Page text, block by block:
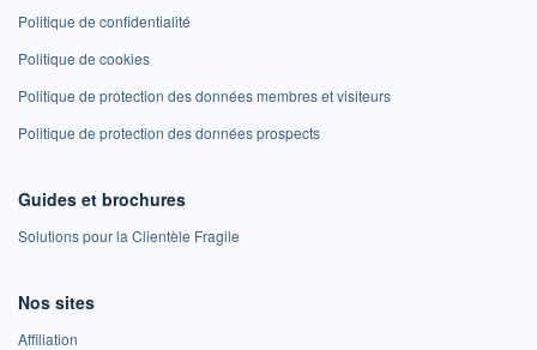
Politique de confidentialité
Politique de cookies
Politique de protection des données membres et visiteurs
Politique de protection des données prospects
Guides et brochures
Solutions pour la Clientèle Fragile
Nos sites
Affiliation